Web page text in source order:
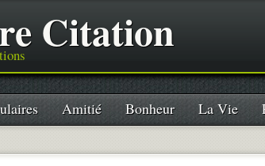
Citation
Amitié Bonheur La Vie